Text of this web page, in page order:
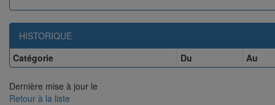
HISTORIQUE
Catégorie
Du Au
Dernière mise à jour le
Retour à la liste